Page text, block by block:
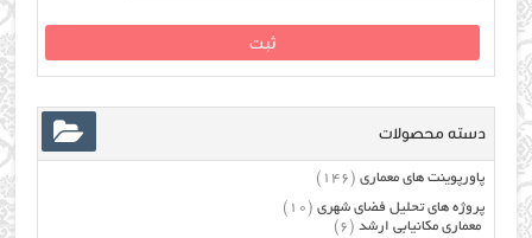
دسته محصولات
پاورپوینت های معماری (146)
پروژه های تحلیل فضای شهری (10)
معماری مکانیابی ارشد (6)